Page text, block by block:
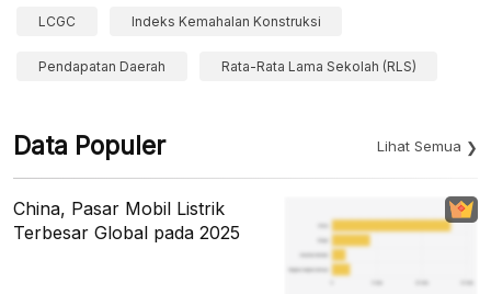
LCGC Indeks Kemahalan Konstruksi
Pendapatan Daerah Rata-Rata Lama Sekolah (RLS)
Data Populer Lihat Semua
China, Pasar Mobil Listrik
Terbesar Global pada 2025